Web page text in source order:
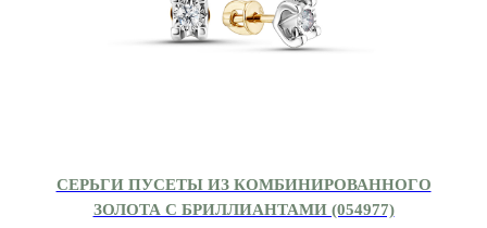
СЕРЬГИ ПУСЕТЫ ИЗ КОМБИНИРОВАННОГО
ЗОЛОТА С БРИЛЛИАНТАМИ (054977)